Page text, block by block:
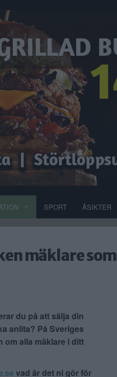
SPORT ÅSIKTER
mäklare som
du på att sälja din
anlita? På Sveriges
alla mäklare i ditt
vad är det ni gör för